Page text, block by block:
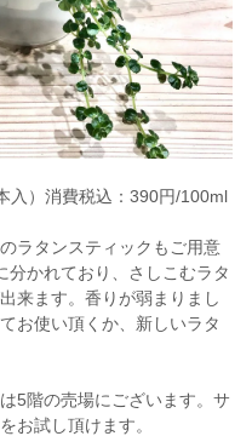
入）消費税込：390円/100ml
ラタンスティックもご用意
分かれており、さしこむラタ
来ます。香りが弱まりまし
お使い頂くか、新しいラタ
5階の売場にございます。サ
お試し頂けます。